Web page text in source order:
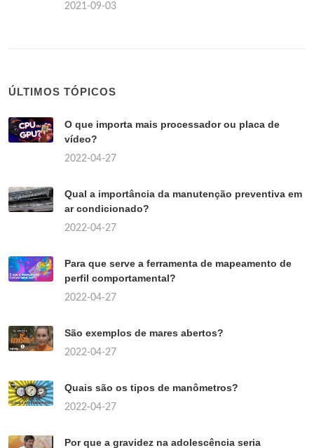
2021-09-03
ÚLTIMOS TÓPICOS
O que importa mais processador ou placa de
vídeo?
2022-04-27
Qual a importância da manutenção preventiva em
ar condicionado?
2022-04-27
Para que serve a ferramenta de mapeamento de
perfil comportamental?
2022-04-27
São exemplos de mares abertos?
2022-04-27
Quais são os tipos de manômetros?
2022-04-27
Por que a gravidez na adolescência seria